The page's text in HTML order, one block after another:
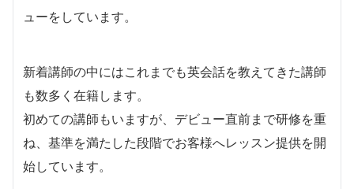
ューをしています。
新着講師の中にはこれまでも英会話を教えてきた講師
も数多く在籍します。
​初めての講師もいますが、デビュー直前まで研修を重
ね、基準を満たした段階でお客様へレッスン提供を開
始しています。